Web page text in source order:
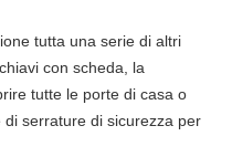
tutta una serie di altri
con scheda, la
tutte le porte di casa o
di serrature di sicurezza per